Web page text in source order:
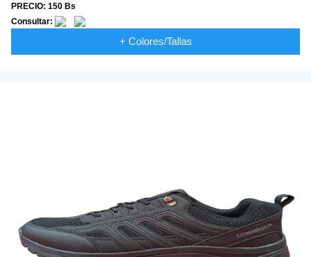
PRECIO: 150 Bs
Consultar:
+ Colores/Tallas